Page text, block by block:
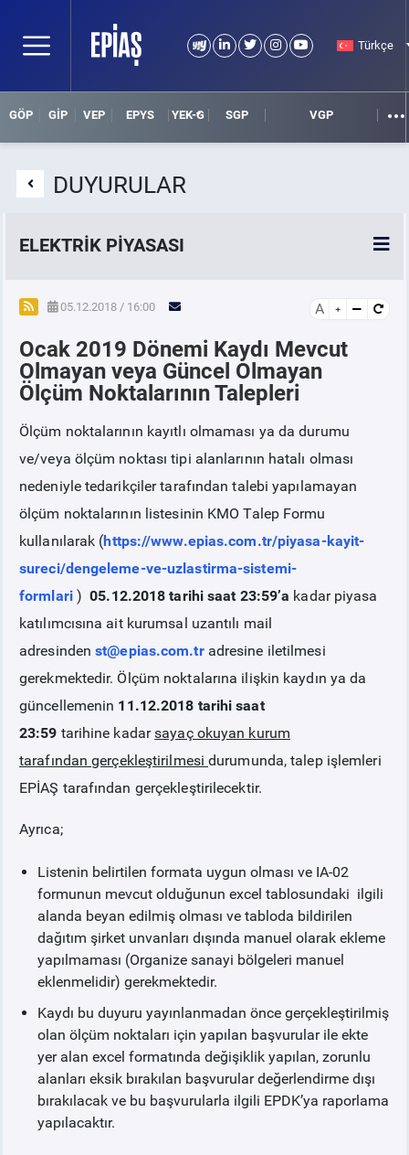
Türkçe
GÖP GİP VEP EPYS YEK-G SGP VGP
DUYURULAR
ELEKTRİK PİYASASI
SPOT ELEKTRİK PİYASALARI
ÖRNEK FİNANS BELGELERİ
VADELİ ELEKTRİK PİYASASI
PİYASAKAYITSÜRECİ
SERBEST TÜKETİCİ
MALİ UZLAŞTIRMA
TEMİNAT
BÜLTENLER
DUYURULAR
BT HİZMET YÖNETİM SİSTEMİ POLİTİKAMIZ
05.12.2018 / 16:00 A
Ocak 2019 Dönemi Kaydı Mevcut
Olmayan veya Güncel Olmayan
Ölçüm Noktalarının Talepleri
Ölçüm noktalarının kayıtlı olmaması ya da durumu
ve/veya ölçüm noktası tipi alanlarının hatalı olması
nedeniyle tedarikçiler tarafından talebi yapılamayan
ölçüm noktalarının listesinin KMO Talep Formu
kullanılarak (https://www.epias.com.tr/piyasa-kayit-
sureci/dengeleme-ve-uzlastirma-sistemi-
formlari)05.12.2018 tarihi saat 23:59’a kadar piyasa
katılımcısına ait kurumsal uzantılı mail
adresindenst@epias.com.tradresine iletilmesi
gerekmektedir. Ölçüm noktalarına ilişkin kaydın ya da
güncellemenin 11.12.2018 tarihi saat
23:59 tarihine kadarsayaç okuyan kurum
tarafındangerçekleştirilmesidurumunda, talep işlemleri
EPİAŞ tarafından gerçekleştirilecektir.
Ayrıca;
Listenin belirtilen formata uygun olması ve IA-02
formunun mevcut olduğunun excel tablosundaki ilgili
alanda beyan edilmiş olması ve tabloda bildirilen
dağıtım şirket unvanları dışında manuel olarak ekleme
yapılmaması (Organize sanayi bölgeleri manuel
eklenmelidir) gerekmektedir.
Kaydı bu duyuru yayınlanmadan önce gerçekleştirilmiş
olan ölçüm noktaları için yapılan başvurular ile ekte
yer alan excel formatında değişiklik yapılan, zorunlu
alanları eksik bırakılan başvurular değerlendirme dışı
bırakılacak ve bu başvurularla ilgili EPDK’ya raporlama
yapılacaktır.